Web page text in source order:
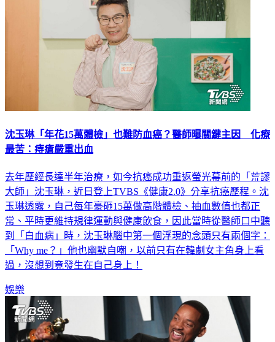
沈玉琳「年花15萬體檢」也難防血癌？醫師曝關鍵主因 化療
去年歷經長達半年治療，如今抗癌成功重返螢光幕前的「荒謬
大師」沈玉琳，近日登上TVBS《健康2.0》分享抗癌歷程。沈
玉琳透露，自己每年豪砸15萬做高階體檢、抽血數值也都正
常、平時更維持規律運動與健康飲食，因此當時從醫師口中聽
到「白血病」時，沈玉琳腦中第一個浮現的念頭只有兩個字：
「Why me？」他也幽默自嘲，以前只有在韓劇女主角身上看
娛樂